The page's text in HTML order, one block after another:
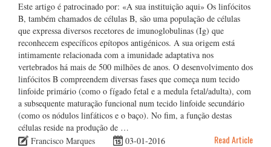
Este artigo é patrocinado por: «A sua instituição aqui» Os linfócitos
B, também chamados de células B, são uma população de células
que expressa diversos recetores de imunoglobulinas (Ig) que
reconhecem específicos epítopos antigénicos. A sua origem está
intimamente relacionada com a imunidade adaptativa nos
vertebrados há mais de 500 milhões de anos. O desenvolvimento dos
linfócitos B compreendem diversas fases que começa num tecido
linfoide primário (como o fígado fetal e a medula fetal/adulta), com
a subsequente maturação funcional num tecido linfoide secundário
(como os nódulos linfáticos e o baço). No fim, a função destas
células reside na produção de …
Francisco Marques
03-01-2016 Read Article